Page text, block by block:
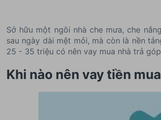
Sở hữu một ngôi nhà che mưa, che
sau ngày dài mệt mỏi, mà còn là nền
25 - 35 triệu có nên vay mua nhà trả
Khi nào nên vay tiền